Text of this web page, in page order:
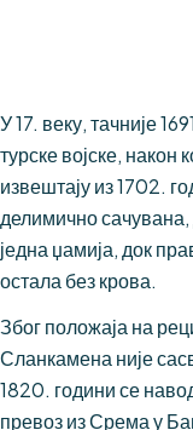
У 17. веку, тачније
турске војске, након
извештају из 1702.
делимично
једна џамија, док
остала без крова.
Због положаја на
Сланкамена није
1820. години се
превоз из Срема у